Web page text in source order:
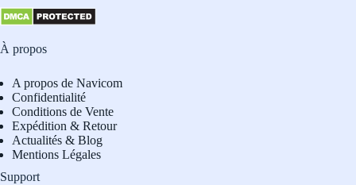
À propos
A propos de Navicom
Confidentialité
Conditions de Vente
Expédition & Retour
Actualités & Blog
Mentions Légales
Support